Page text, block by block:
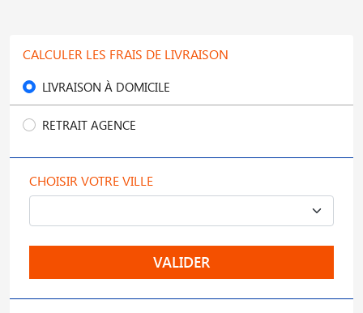
CALCULER LES FRAIS DE LIVRAISON
LIVRAISON À DOMICILE
RETRAIT AGENCE
CHOISIR VOTRE VILLE
VALIDER